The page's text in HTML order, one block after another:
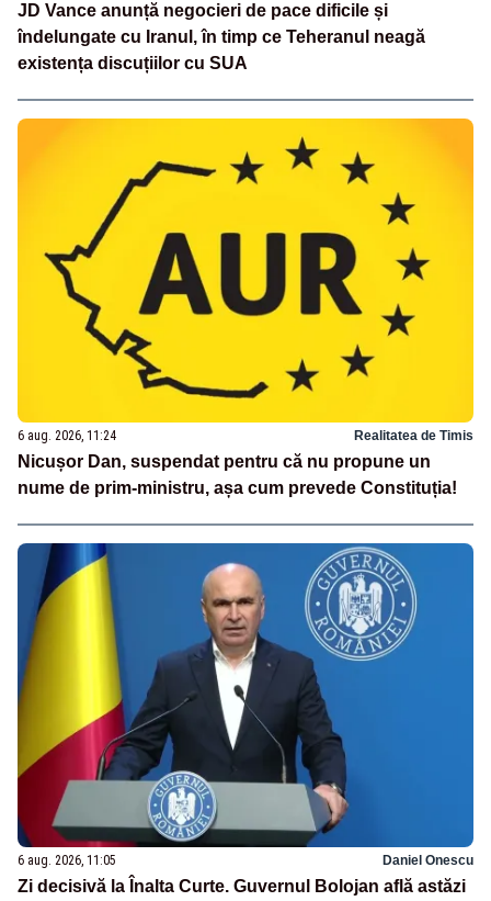
JD Vance anunță negocieri de pace dificile și
îndelungate cu Iranul, în timp ce Teheranul neagă
existența discuțiilor cu SUA
6 aug. 2026, 11:24 Realitatea de Timis
Nicușor Dan, suspendat pentru că nu propune un
nume de prim-ministru, așa cum prevede Constituția!
6 aug. 2026, 11:05 Daniel Onescu
Zi decisivă la Înalta Curte. Guvernul Bolojan află astăzi